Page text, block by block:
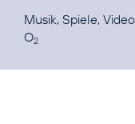
Musik, Spiele,
O2